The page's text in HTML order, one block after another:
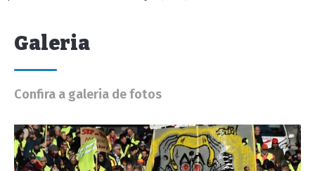
Galeria
Confira a galeria de fotos